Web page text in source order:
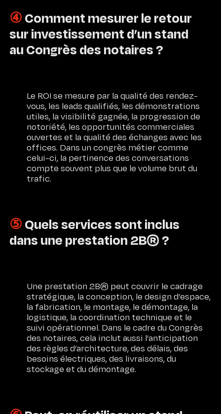
④ Comment mesurer le retour
sur investissement d’un stand
au Congrès des notaires ?
Le ROI se mesure par la qualité des rendez-
vous, les leads qualifiés, les démonstrations
utiles, la visibilité gagnée, la progression de
notoriété, les opportunités commerciales
ouvertes et la qualité des échanges avec les
offices. Dans un congrès métier comme
celui-ci, la pertinence des conversations
compte souvent plus que le volume brut du
trafic.
⑤ Quels services sont inclus
dans une prestation 2B® ?
Une prestation 2B® peut couvrir le cadrage
stratégique, la conception, le design d’espace,
la fabrication, le montage, le démontage, la
logistique, la coordination technique et le
suivi opérationnel. Dans le cadre du Congrès
des notaires, cela inclut aussi l’anticipation
des règles d’architecture, des délais, des
besoins électriques, des livraisons, du
stockage et du démontage.